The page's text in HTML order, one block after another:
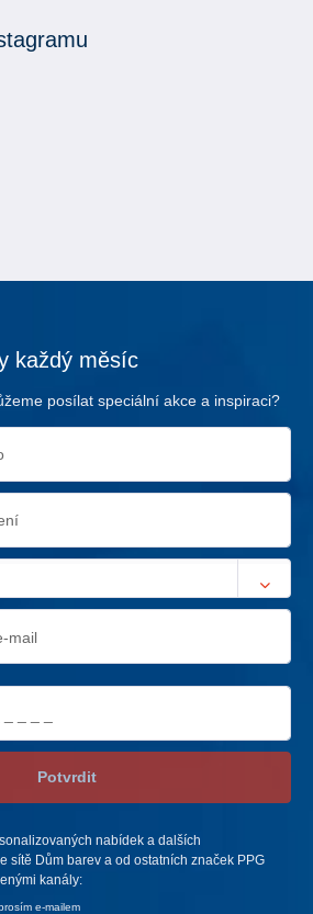
každý měsíc
posílat speciální akce a inspiraci?
Potvrdit
nabídek a dalších
sítě Dům barev a od ostatních značek PPG
kanály:
e-mailem